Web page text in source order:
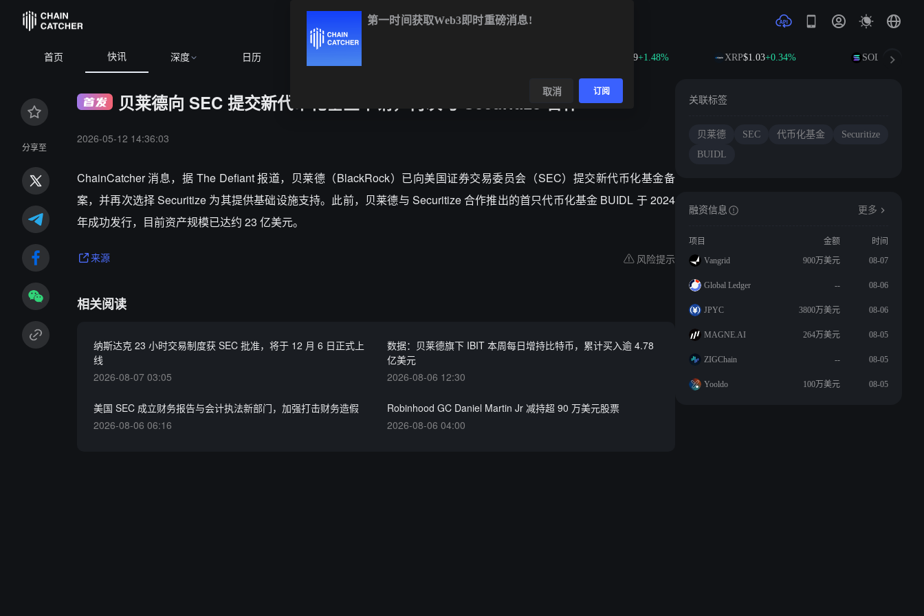
首页 快讯 深度 日历 +1.48% XRP$1.03+0.34% SOL$76.40
分享至
贝莱德向 SEC 提交新代币化基金申请，再次与 Securitize 合作
2026-05-12 14:36:03
ChainCatcher 消息，据 The Defiant 报道，贝莱德（BlackRock）已向美国证券交易委员会（SEC）提交新代币化基金备
案，并再次选择 Securitize 为其提供基础设施支持。此前，贝莱德与 Securitize 合作推出的首只代币化基金 BUIDL 于 2024
年成功发行，目前资产规模已达约 23 亿美元。
来源 风险提示
相关阅读
纳斯达克 23 小时交易制度获 SEC 批准，将于 12 月 6 日正式上
线
2026-08-07 03:05
数据：贝莱德旗下 IBIT 本周每日增持比特币，累计买入逾 4.78
亿美元
2026-08-06 12:30
美国 SEC 成立财务报告与会计执法新部门，加强打击财务造假
2026-08-06 06:16
Robinhood GC Daniel Martin Jr 减持超 90 万美元股票
2026-08-06 04:00
关联标签
贝莱德 SEC 代币化基金
Securitize
BUIDL
融资信息 更多
项目 金额
时间
Vangrid
900万美元 08-07
Global Ledger -- 08-06
JPYC 3800万美元 08-06
MAGNE.AI 264万美元 08-05
ZIGChain -- 08-05
Yooldo 100万美元 08-05
第一时间获取Web3即时重磅消息!
取消 订阅